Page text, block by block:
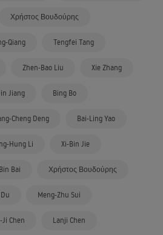
Χρήστος Βουδούρης
Qiang Tengfei Tang
Zhen-Bao Liu Xie Zhang
Jiang Bing Bo
Cheng Deng Bai-Ling Yao
Hung Li Xi-Bin Jie
Bai Χρήστος Βουδούρης
Meng-Zhu Sui
Ji Chen Lanji Chen